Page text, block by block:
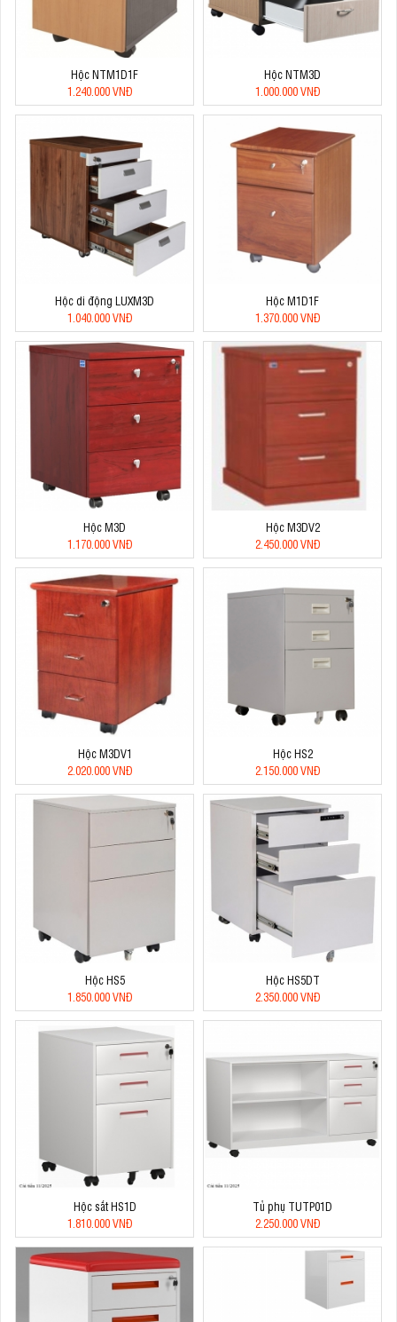
Hộc NTM1D1F
1.240.000 VNĐ
Hộc NTM3D
1.000.000 VNĐ
Hộc di động LUXM3D
1.040.000 VNĐ
Hộc M1D1F
1.370.000 VNĐ
Hộc M3D
1.170.000 VNĐ
Hộc M3DV2
2.450.000 VNĐ
Hộc M3DV1
2.020.000 VNĐ
Hộc HS2
2.150.000 VNĐ
Hộc HS5
1.850.000 VNĐ
Hộc HS5DT
2.350.000 VNĐ
Hộc sắt HS1D
1.810.000 VNĐ
Tủ phụ TUTP01D
2.250.000 VNĐ